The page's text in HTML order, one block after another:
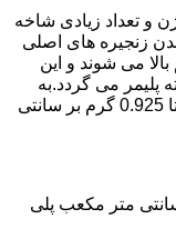
و تعداد زیادی شاخه
زنجیره های اصلی
می شوند و این
پلیمر می گردد.به
طور کلی به پلی اتیلن های با دانسیته 0.910 تا 0.925 گرم بر سانتی
0.941 تا 0.959 گرم بر سانتی متر مکعب پلی